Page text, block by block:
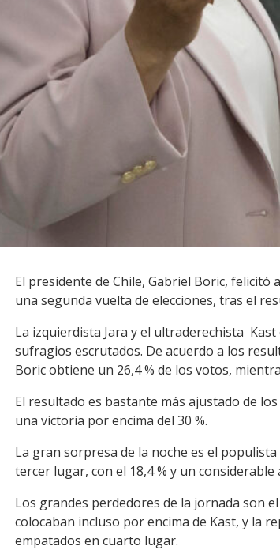
Facebook
Email
Copy
Link
El presidente de Chile, Gabriel Boric, felicitó
una segunda vuelta de elecciones, tras el
La izquierdista Jara y el ultraderechista
sufragios escrutados. De acuerdo a los
Boric obtiene un 26,4 % de los votos,
El resultado es bastante más ajustado de
una victoria por encima del 30 %.
La gran sorpresa de la noche es el
tercer lugar, con el 18,4 % y un
Los grandes perdedores de la jornada son
colocaban incluso por encima de Kast, y la
empatados en cuarto lugar.